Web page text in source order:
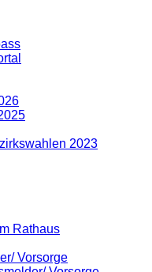
2023
Rathaus
Vorsorge